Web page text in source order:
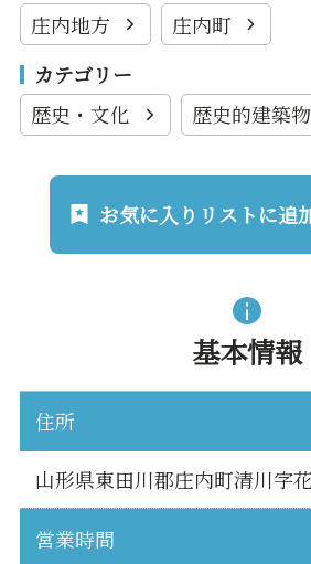
庄内地方
庄内町
カテゴリー
歴史・文化
歴史的建築
お気に入りリストに追
基本情報
住所
山形県東田川郡庄内町清川字
営業時間